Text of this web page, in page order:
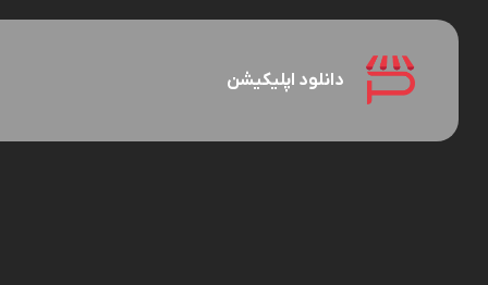
دانلود اپلیکیشن